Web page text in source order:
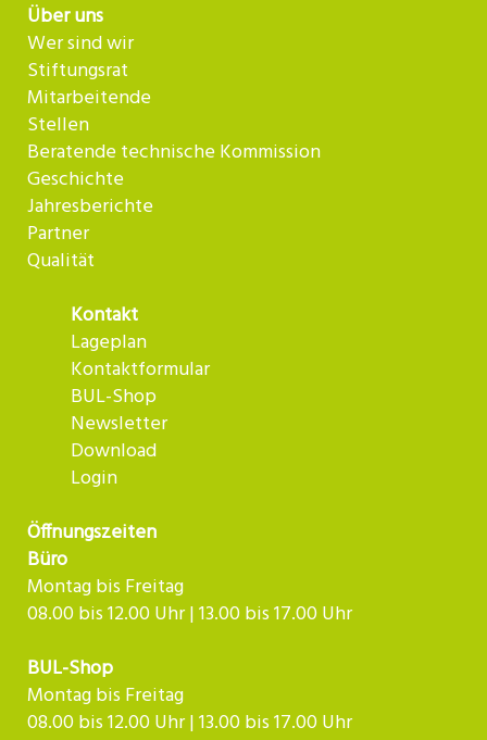
Über uns
Wer sind wir
Stiftungsrat
Mitarbeitende
Stellen
Beratende technische Kommission
Geschichte
Jahresberichte
Partner
Qualität
Kontakt
Lageplan
Kontaktformular
BUL-Shop
Newsletter
Download
Login
Öffnungszeiten
Büro
Montag bis Freitag
08.00 bis 12.00 Uhr | 13.00 bis 17.00 Uhr
BUL-Shop
Montag bis Freitag
08.00 bis 12.00 Uhr | 13.00 bis 17.00 Uhr